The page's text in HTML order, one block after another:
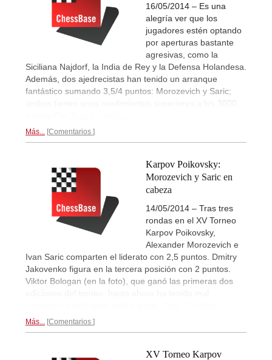
16/05/2014 – Es una
alegría ver que los
jugadores estén optando
por aperturas bastante
agresivas, como la
Siciliana Najdorf, la India de Rey y la Defensa Holandesa.
Además, dos ajedrecistas han tenido un arranque
fantástico sumando 3,5/4 puntos: Morozevich y Saric;
ambos tienen unos rendimientos superiores a los 3000
Más... Comentarios
Karpov Poikovsky:
Morozevich y Saric en
cabeza
14/05/2014 – Tras tres
rondas en el XV Torneo
Karpov Poikovsky,
Alexander Morozevich e
Ivan Saric comparten el liderato con 2,5 puntos. Dmitry
Jakovenko figura en la tercera posición con 2 puntos.
Viktor Bologan (en la foto), que ganó las primeras dos
ediciones del torneo, hasta ahora ha tenido mal
Más... Comentarios
XV Torneo Karpov